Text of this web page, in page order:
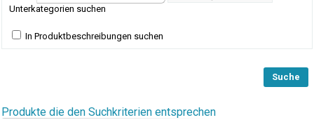
Unterkategorien suchen
In Produktbeschreibungen suchen
Produkte die den Suchkriterien entsprechen